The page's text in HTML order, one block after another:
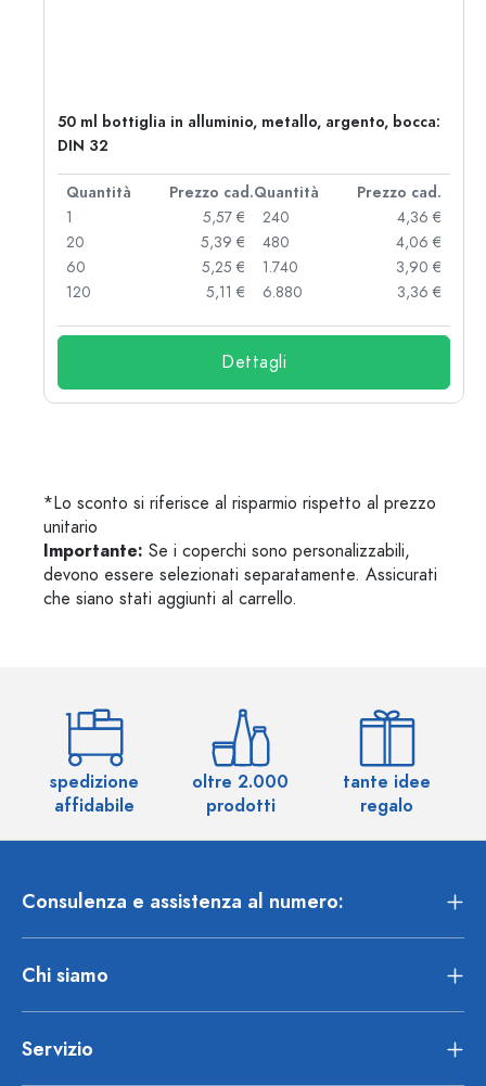
50 ml bottiglia in alluminio, metallo, argento, bocca:
DIN 32
Quantità Prezzo cad.Quantità
Prezzo cad.
1
5,57 €
20
5,39 €
60
5,25 €
120
5,11 €
240
4,36 €
480
4,06 €
1.740
3,90 €
6.880
3,36 €
Dettagli
*Lo sconto si riferisce al risparmio rispetto al prezzo
unitario
Importante: Se i coperchi sono personalizzabili,
devono essere selezionati separatamente. Assicurati
che siano stati aggiunti al carrello.
spedizione
affidabile
oltre 2.000
prodotti
tante idee
regalo
Consulenza e assistenza al numero:
Chi siamo
Servizio